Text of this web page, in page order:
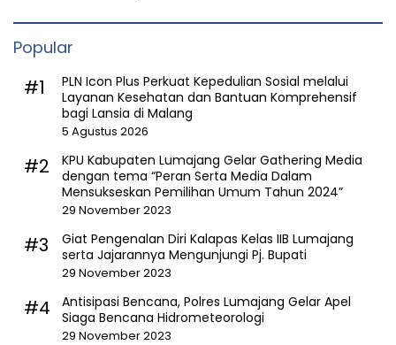
Popular
#1
PLN Icon Plus Perkuat Kepedulian Sosial melalui
Layanan Kesehatan dan Bantuan Komprehensif
bagi Lansia di Malang
5 Agustus 2026
#2
KPU Kabupaten Lumajang Gelar Gathering Media
dengan tema “Peran Serta Media Dalam
Mensukseskan Pemilihan Umum Tahun 2024”
29 November 2023
#3
Giat Pengenalan Diri Kalapas Kelas IIB Lumajang
serta Jajarannya Mengunjungi Pj. Bupati
29 November 2023
#4
Antisipasi Bencana, Polres Lumajang Gelar Apel
Siaga Bencana Hidrometeorologi
29 November 2023